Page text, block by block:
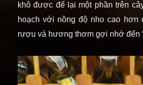
khô được để lại một phần trên
hoạch với nồng độ nho cao hơn
rượu và hương thơm gợi nhớ đến